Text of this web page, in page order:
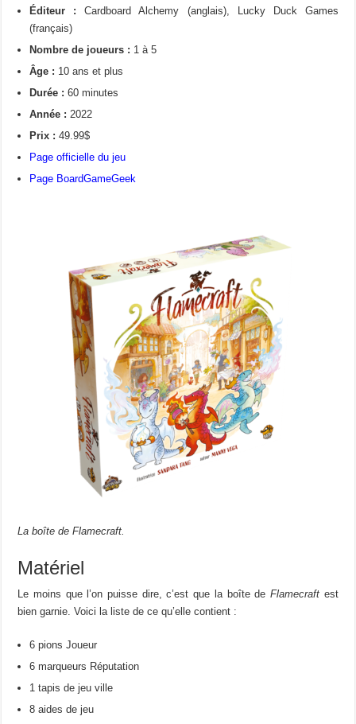
Éditeur :Cardboard Alchemy (anglais), Lucky Duck Games
(français)
Nombre de joueurs : 1 à 5
Âge : 10 ans et plus
Durée :60 minutes
Année : 2022
Prix :49.99$
Page officielle du jeu
Page BoardGameGeek
La boîte de Flamecraft.
Matériel
Le moins que l’on puisse dire, c’est que la boîte deFlamecraft est
bien garnie. Voici la liste de ce qu’elle contient :
6 pions Joueur
6 marqueurs Réputation
1 tapis de jeu ville
8 aides de jeu